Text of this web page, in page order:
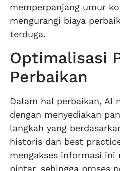
memperpanjang umur
mengurangi biaya
terduga.
Optimalisasi
Perbaikan
Dalam hal perbaikan, AI
dengan menyediakan
langkah yang
historis dan best
mengakses informasi ini
pintar, sehingga proses